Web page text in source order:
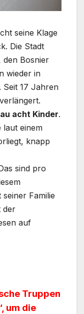
seine Klage
Die Stadt
den Bosnier
wieder in
Seit 17 Jahren
acht Kinder.
laut einem
knapp
sind pro
Familie
der
auf
Truppen
um die